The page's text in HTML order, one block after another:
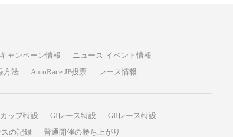
ャンペーン情報
ニュース-イベント情報
方法 AutoRace.JP投票 レース情報
ップ特設 GIレース特設
GIIレース特設
の記録
普通開催の勝ち上がり